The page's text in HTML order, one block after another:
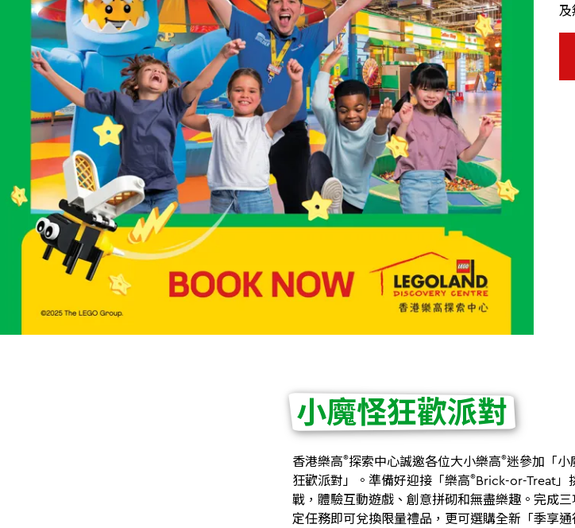
小魔怪狂歡派對
香港樂高®探索中心誠邀各位大小樂高®迷參加「小
狂歡派對」。準備好迎接「樂高®Brick-or-Treat」
戰，體驗互動遊戲、創意拼砌和無盡樂趣。完成三
定任務即可兌換限量禮品，更可選購全新「季享通